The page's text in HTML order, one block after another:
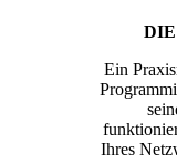
Ein
Ihres